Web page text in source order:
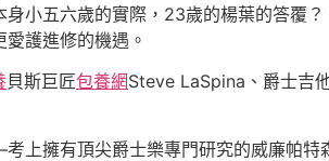
小五六歲的實際，23歲的楊葉的答覆
護進修的機遇。
貝斯巨匠包養網Steve LaSpina、爵士吉
擁有頂尖爵士樂專門研究的威廉帕特